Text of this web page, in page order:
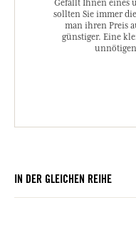
Gefällt Ihnen eines
sollten Sie immer
man ihren Preis
günstiger. Eine
IN DER GLEICHEN REIHE